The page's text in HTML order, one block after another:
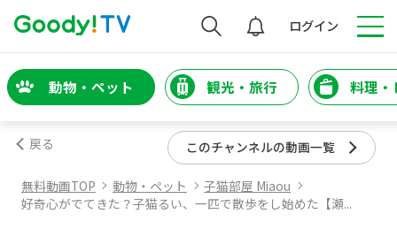
検索 ログイン
動物・ペット 観光・旅行 料理・
戻る このチャンネルの動画一覧
無料動画TOP 動物・ペット
子猫部屋 Miaou
好奇心がでてきた？子猫るい、一匹で散歩をし始めた【瀬...